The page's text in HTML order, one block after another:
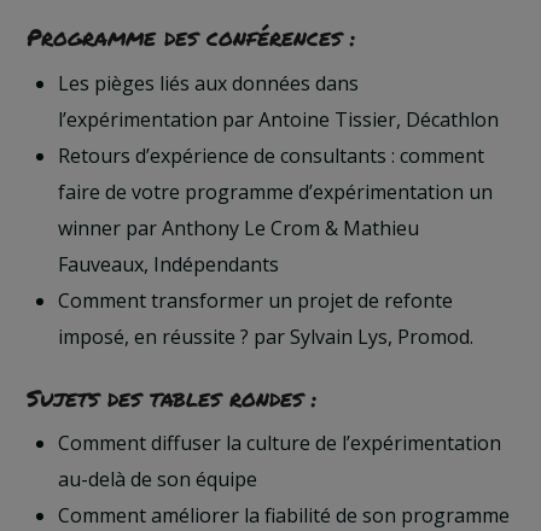
Programme des conférences :
Les pièges liés aux données dans
l’expérimentation par Antoine Tissier, Décathlon
Retours d’expérience de consultants : comment
faire de votre programme d’expérimentation un
winner par Anthony Le Crom & Mathieu
Fauveaux, Indépendants
Comment transformer un projet de refonte
imposé, en réussite ? par Sylvain Lys, Promod.
Sujets des tables rondes :
Comment diffuser la culture de l’expérimentation
au-delà de son équipe
Comment améliorer la fiabilité de son programme